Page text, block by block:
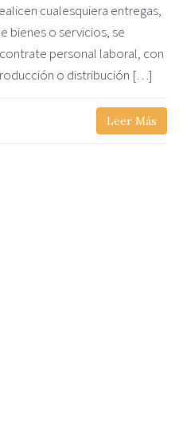
cualesquiera entregas,
bienes o servicios, se
personal laboral, con
o distribución […]
Leer Más